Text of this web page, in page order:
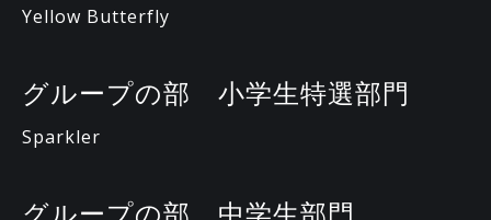
Yellow Butterfly
グループの部 小学生特選部門
Sparkler